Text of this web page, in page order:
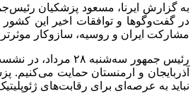
به گزارش ایرنا، مسعود پزشکیان
مشارکت ایران و روسیه، سازوکار
رئیس جمهور
آذربایجان و ارمنستان حمایت می‌کنیم.
نباید به عرصه‌ای برای رقابت‌های